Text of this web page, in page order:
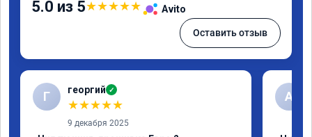
5.0 из 5★★★★★ Avito
Оставить отзыв
Г георгий ✓
★★★★★
9 декабря 2025
А